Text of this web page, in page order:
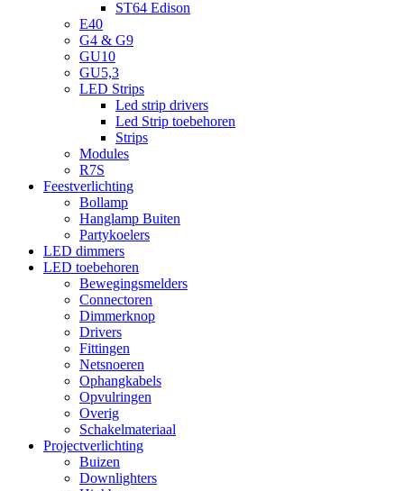
ST64 Edison
E40
G4 & G9
GU10
GU5,3
LED Strips
Led strip drivers
Led Strip toebehoren
Strips
Modules
R7S
Feestverlichting
Bollamp
Hanglamp Buiten
Partykoelers
LED dimmers
LED toebehoren
Bewegingsmelders
Connectoren
Dimmerknop
Drivers
Fittingen
Netsnoeren
Ophangkabels
Opvulringen
Overig
Schakelmateriaal
Projectverlichting
Buizen
Downlighters